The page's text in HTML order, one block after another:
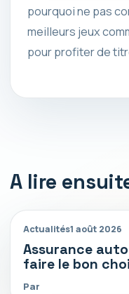
pourquoi ne pas
meilleurs jeux
pour profiter de
A lire
Actualités1 août 2026
Assurance
faire le bon
Par